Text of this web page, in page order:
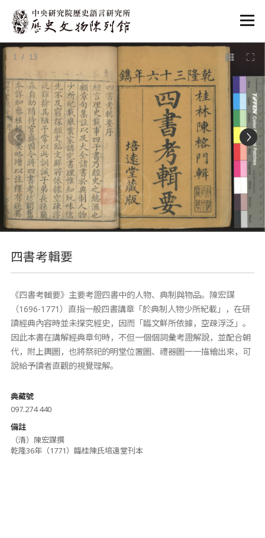
:::
1 / 13
四書考輯要
《四書考輯要》主要考證四書中的人物、典制與物品。陳宏謀
（1696-1771）直指一般四書講章「於典制人物少所紀載」，在研
讀經典內容時並未探究經史，因而「臨文鮮所依據，空疎浮泛」。
因此本書在講解經典章句時，不但一個個詞彙考證解說，並配合朝
代，附上輿圖，也將祭祀的明堂位置圖、禮器圖一一描繪出來，可
說給予讀者直觀的視覺理解。
典藏號
097.274 440
備註
（清）陳宏謀撰
乾隆36年（1771）臨桂陳氏培遠堂刊本